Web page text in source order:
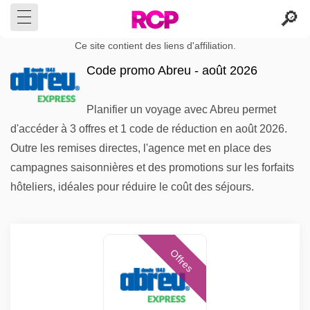
Ce site contient des liens d'affiliation.
Code promo Abreu - août 2026
Planifier un voyage avec Abreu permet
d'accéder à 3 offres et 1 code de réduction en août 2026.
Outre les remises directes, l'agence met en place des
campagnes saisonnières et des promotions sur les forfaits
hôteliers, idéales pour réduire le coût des séjours.
Offres